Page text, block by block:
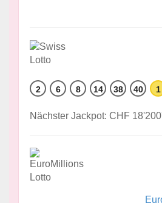
2 6 8 14 38 40 1
Nächster Jackpot: CHF